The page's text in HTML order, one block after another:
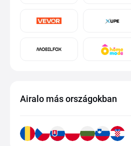
Airalo más országokban